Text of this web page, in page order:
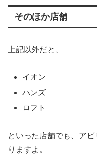
そのほか店舗
上記以外だと、
イオン
ハンズ
ロフト
といった店舗でも、ア
りますよ。